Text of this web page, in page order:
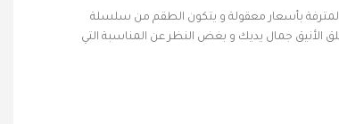
المترفة بأسعار معقولة و يتكون الطقم من سلسلة
الأنيق جمال يديك و بغض النظر عن المناسبة التي